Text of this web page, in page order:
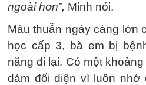
ngoài hơn”, Minh nói.
Mâu thuẫn ngày càng lớn
học cấp 3, bà em bị
năng đi lại. Có một
dám đối diện vì luôn nhớ